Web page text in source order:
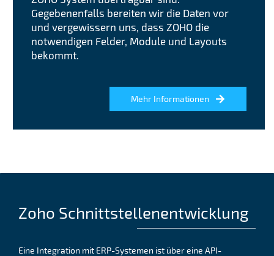
Gegebenenfalls bereiten wir die Daten vor
und vergewissern uns, dass ZOHO die
notwendigen Felder, Module und Layouts
bekommt.
Mehr Informationen
Zoho Schnittstellenentwicklung
Eine Integration mit ERP-Systemen ist über eine API-